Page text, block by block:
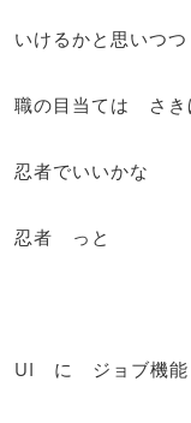
いけるかと思いつ
職の目当ては さき
忍者でいいかな
忍者 っと
UI に ジョブ機能